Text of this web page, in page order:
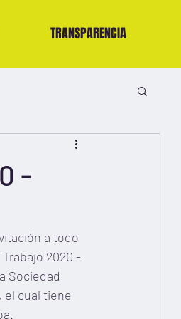
TRANSPARENCIA
-
a todo
2020 -
Sociedad
el cual tiene